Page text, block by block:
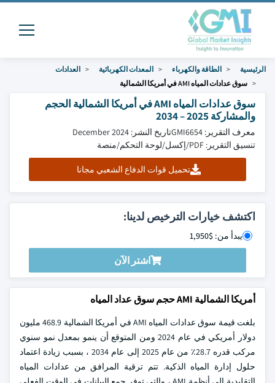
الرئيسية الطاقة والكهرباء المعدات الكهربائية
العدادات
سوق عدادات المياه AMI في أمريكا الشمالية
سوق عدادات المياه AMI في أمريكا الشمالية الحجم
والمشاركة 2025 – 2034
معرف التقرير: GMI6654
تاريخ النشر: December 2024
تنسيق التقرير: PDF/إكسل/لوحة التحكم/منصة
تحميل قوات الدفاع الشعبي مجانا
اكتشف خيارات الترخيص لدينا:
يبدأ من: $1,950
اشتر الآن
أمريكا الشمالية AMI حجم سوق عداد المياه
بلغت قيمة سوق عدادات المياه AMI في أمريكا الشمالية 468.9 مليون
دولار أمريكي في عام 2024 ومن المتوقع أن ينمو بمعدل نمو سنوي
مركب قدره 28.7٪ من عام 2025 إلى عام 2034 ، بسبب زيادة اعتماد
حلول إدارة المياه الذكية. تتم ترقية المرافق من عدادات المياه